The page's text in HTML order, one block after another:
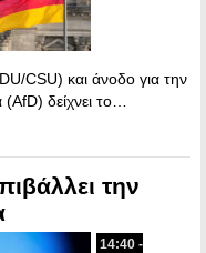
CSU) και άνοδο για την
δείχνει το…
την
14:40 -